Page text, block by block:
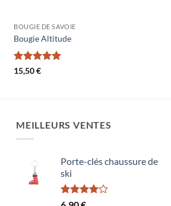
BOUGIE DE SAVOIE
Bougie Altitude
Note5
15,50€
MEILLEURS VENTES
Porte-clés chaussure de
ski
Note